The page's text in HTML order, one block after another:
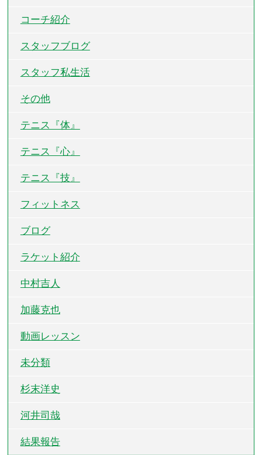
コーチ紹介
スタッフブログ
スタッフ私生活
その他
テニス『体』
テニス『心』
テニス『技』
フィットネス
ブログ
ラケット紹介
中村吉人
加藤克也
動画レッスン
未分類
杉末洋史
河井司哉
結果報告